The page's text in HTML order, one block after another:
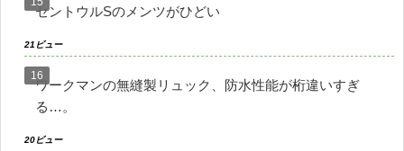
セントウルSのメンツがひどい
21ビュー
ワークマンの無縫製リュック、防水性能が桁違いすぎ
る…。
20ビュー